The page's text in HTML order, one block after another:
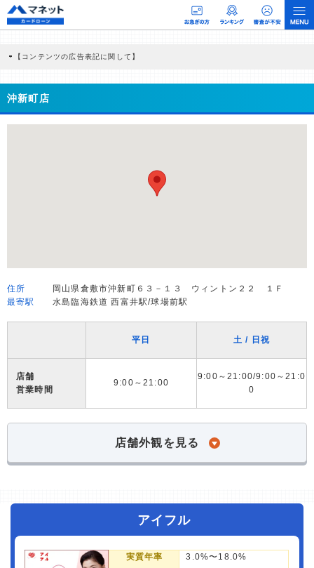
【コンテンツの広告表記に関して】
商品を根拠なくPRするものではなく、当編集部の調査／ユーザーへの口コミ収集な
どに基づき、公平性を担保した情報提供を行っています。
>提携企業一覧
沖新町店
住所
岡山県倉敷市沖新町６３－１３ ウィントン２２ １Ｆ
最寄駅
水島臨海鉄道 西富井駅/球場前駅
平日 土 / 日祝
店舗
営業時間
9:00～21:00
9:00～21:00/9:00～21:0
0
店舗外観を見る
アイフル
実質年率 3.0%〜18.0%